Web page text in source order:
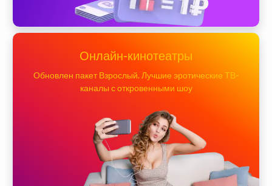
Онлайн-кинотеатры
Обновлен пакет Взрослый. Лучшие эротические ТВ-
каналы с откровенными шоу